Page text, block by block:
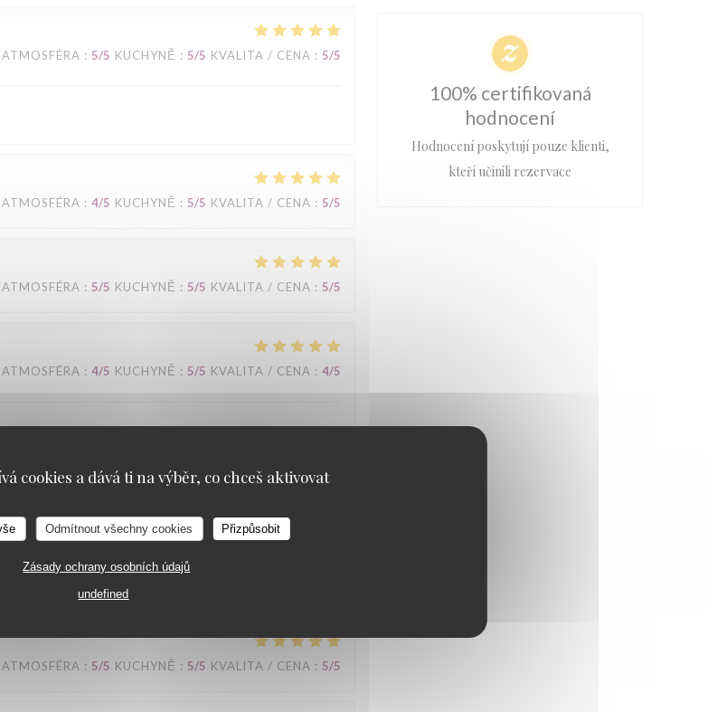
cookies a dává ti na výběr, co chceš aktivovat
Odmítnout všechny cookies Přizpůsobit
Zásady ochrany osobních údajů
undefined
ATMOSFÉRA : 5/5 KUCHYNĚ : 5/5 KVALITA / CENA : 5/5
ATMOSFÉRA : 4/5 KUCHYNĚ : 5/5 KVALITA / CENA : 5/5
ATMOSFÉRA : 5/5 KUCHYNĚ : 5/5 KVALITA / CENA : 5/5
ATMOSFÉRA : 4/5 KUCHYNĚ : 5/5 KVALITA / CENA : 4/5
ATMOSFÉRA: 4/5 KUCHYNĚ: 4/5 KVALITA / CENA
ATMOSFÉRA : 5/5 KUCHYNĚ : 5/5 KVALITA / CENA : 5/5
100% certifikovaná
hodnocení
Hodnocení poskytují pouze klienti,
kteří učinili rezervace